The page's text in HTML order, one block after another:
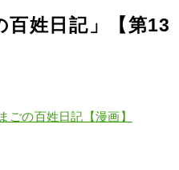
百姓日記」【第13
ごの百姓日記【漫画】